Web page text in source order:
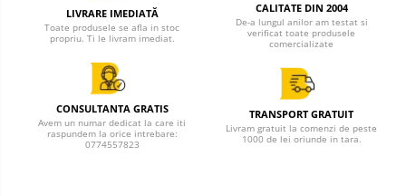
LIVRARE IMEDIATĂ
Toate produsele se afla in stoc
propriu. Ti le livram imediat.
CALITATE DIN 2004
De-a lungul anilor am testat si
verificat toate produsele
comercializate
CONSULTANTA GRATIS
Avem un numar dedicat la care iti
raspundem la orice intrebare:
0774557823
TRANSPORT GRATUIT
Livram gratuit la comenzi de peste
1000 de lei oriunde in tara.